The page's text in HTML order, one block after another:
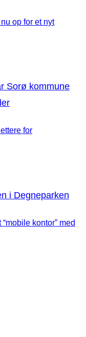
op for et nyt
Sorø kommune
for
i Degneparken
kontor” med